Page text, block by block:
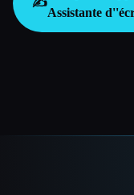
✍️
Assistante